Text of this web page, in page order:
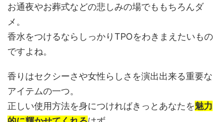
お通夜やお葬式などの悲しみの場でももちろんダ
メ。
香水をつけるならしっかりTPOをわきまえたいもの
ですよね。
香りはセクシーさや女性らしさを演出出来る重要な
アイテムの一つ。
正しい使用方法を身につければきっとあなたを魅力